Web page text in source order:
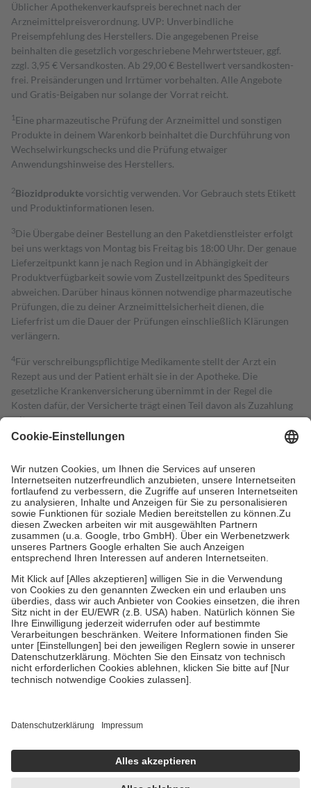
Üblicher Apothekenverkaufspreis berechnet nach der
Arzneimittelpreisverordnung. UVP: Unverbindliche
Preisempfehlung des Herstellers. Die angegebenen Preise
beinhalten die gesetzlich vorgeschriebene Mehrwertsteuer, ggf.
zzgl. 3,95 € Versandkosten. Ab 29,00 € Bestell­wert versand­kosten­
frei. Preisänderungen und Irrtümer vorbehalten. Alle Angebote
und Gratis-Beigaben nur solange der Vorrat reicht.
1 Eine pharmazeutische Prüfung der Arzneimittel und sonstigen
Produkte in deinem Warenkorb beinhaltet die Durchführung von
Wechselwirkungschecks und die Prüfung etwaiger
Anwendungshinweise des Herstellers.
2Biozidproduktevorsichtig verwenden. Vor Gebrauch stets Etikett
und Produktinformationen lesen.
3Die Übergabe deiner Bestellung an den Paketdienstleister erfolgt
bei uns werktags von Montag bis Freitag bis 18:00 Uhr. Der genaue
Lieferzeitpunkt kann je nach Region und in Abhängigkeit der
Produktverfügbarkeit sowie vom Zustellzeitpunkt des Spediteurs
abweichen. Darüber hinaus können notwendige pharmazeutische
Prüfungen, die zu deiner Arzneimittelsicherheit dienen, die
Lieferfrist um die Dauer der Prüfungen einschließlich Klärungen
verlängern.
4Für verschreibungspflichtige Medikamente stellt der Arzt ein
Rezept aus und der Patient erhält sie in der Apotheke. Die
gesetzliche Krankenversicherung übernimmt in der Regel die
Kosten dafür, der Versicherte trägt einen Teil davon als Zuzahlung
mit.
Grundsätzlich leisten Mitglieder Zuzahlungen in Höhe von zehn
höchstens zehn Euro.
Es sind jedoch nie mehr als die tatsächlichen
Kosten der Leistung zu entrichten.
Diese Regeln gelten grundsätzlich auch für Online-Apotheken.
Bei Heilmitteln und häuslicher Krankenpflege beträgt die
Zuzahlung zehn Prozent der Kosten sowie zehn Euro je
Verordnung.
Um das Engagement der Versicherten für ihre eigene Gesundheit zu
stärken und die besondere Stellung der Familie zu unterstützen,
fallenkeine Zuzahlungenan bei:
• Kindern und Jugendlichen bis zum vollendeten 18. Lebensjahr
mit Ausnahme der Fahrkosten
• Untersuchungen zur Vorsorge und Früherkennung, die von der
GKV getragen werden
• empfohlenen Schutzimpfungen
• Harn- und Blutteststreifen
getroffen, um sicherzustellen, dass es sich um echte Bewertungen
https://help.etrusted.com/hc/de/articles/4419944605341
Einige Bilder und Inhalte wurden unter Zuhilfenahme künstlicher